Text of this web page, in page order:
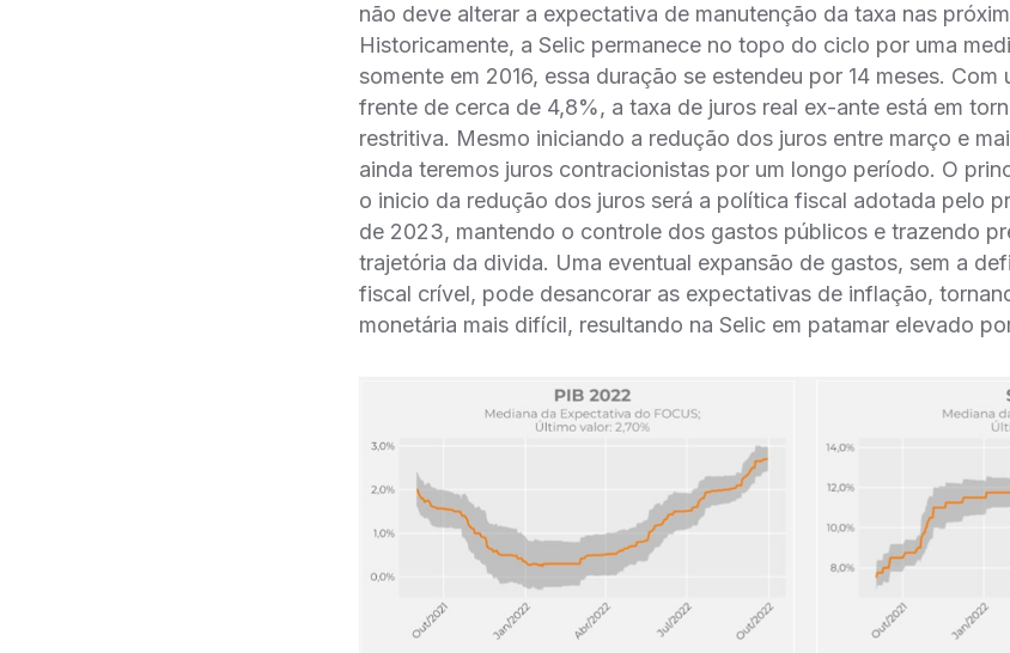
não deve alterar a expectativa de manutenção da taxa nas
Historicamente, a Selic permanece no topo do ciclo por uma
somente em 2016, essa duração se estendeu por 14 meses.
frente de cerca de 4,8%, a taxa de juros real ex-ante está em
restritiva. Mesmo iniciando a redução dos juros entre março e
ainda teremos juros contracionistas por um longo período. O
o inicio da redução dos juros será a política fiscal adotada pelo
de 2023, mantendo o controle dos gastos públicos e trazendo
trajetória da divida. Uma eventual expansão de gastos, sem a
fiscal crível, pode desancorar as expectativas de inflação,
monetária mais difícil, resultando na Selic em patamar elevado